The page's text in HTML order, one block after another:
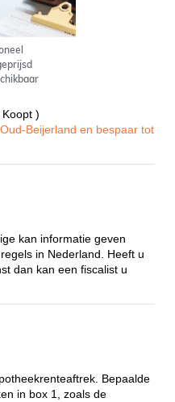
)
Beijerland en bespaar tot
kan informatie geven
in Nederland. Heeft u
dan kan een fiscalist u
Bepaalde
in box 1, zoals de